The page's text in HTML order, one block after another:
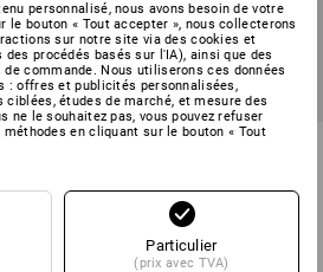
Pantalon pour femmes
couleurs
€ 66,43
(TTC) à p. de 20 Pièces
personnalisé, nous avons besoin de votre
le bouton « Tout accepter », nous collecterons
sur notre site via des cookies et
procédés basés sur l'IA), ainsi que des
commande. Nous utiliserons ces données
: offres et publicités personnalisées,
études de marché, et mesure des
ne le souhaitez pas, vous pouvez refuser
en cliquant sur le bouton « Tout
Particulier
(prix avec TVA)